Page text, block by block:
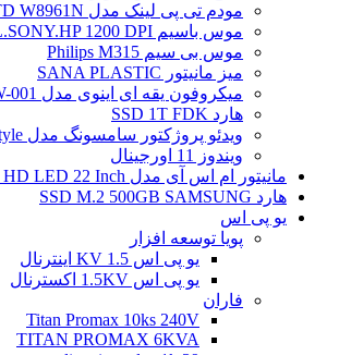
مودم تی پی لینک مدل TD W8961N
موس باسیم DELL.SONY.HP 1200 DPI
موس بی سیم Philips M315
میز مانیتور SANA PLASTIC
میکروفون یقه ای اینوی مدل YW-001
هارد SSD 1T FDK
ویدئو پروژکتور سامسونگ مدل The Freestyle
ویندوز 11 اورجینال
مانیتور ام اس آی مدل PRO MP223 Full HD LED 22 Inch
هارد SSD M.2 500GB SAMSUNG
یو پی اس
پویا توسعه افزار
یو پی اس 1.5 KV اینترنال
یو پی اس 1.5KV اکسترنال
فاران
Titan Promax 10ks 240V
TITAN PROMAX 6KVA